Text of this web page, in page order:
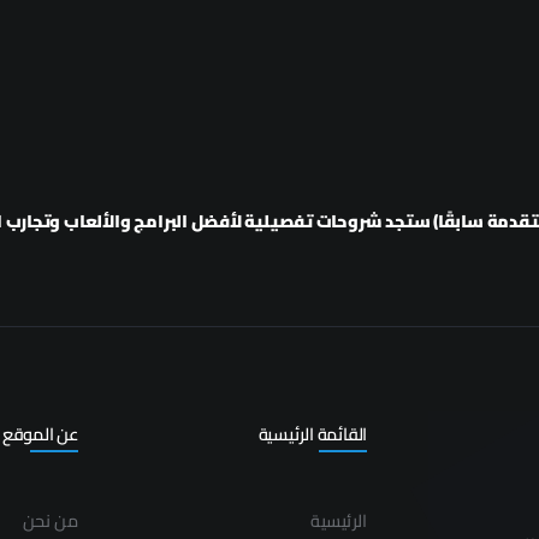
سابقًا) ستجد شروحات تفصيلية لأفضل البرامج والألعاب وتجارب
القائمة الرئيسية
الرئيسية
عن الموقع
من نحن